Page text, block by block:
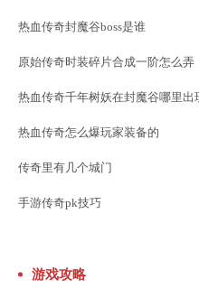
热血传奇封魔谷boss是谁
原始传奇时装碎片合成一阶怎么弄
热血传奇千年树妖在封魔谷哪里出
热血传奇怎么爆玩家装备的
传奇里有几个城门
手游传奇pk技巧
游戏攻略